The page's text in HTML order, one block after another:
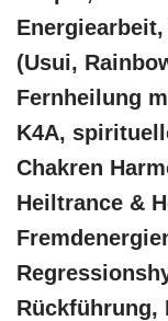
(Usui,
Fernheilung
K4A,
Chakren
Heiltrance &
Rückführung,